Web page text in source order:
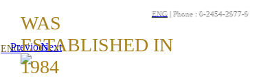
ENG | Phone : 0-2454-2977-9
ENGPreviousNext
WAS
ESTABLISHED IN
1984